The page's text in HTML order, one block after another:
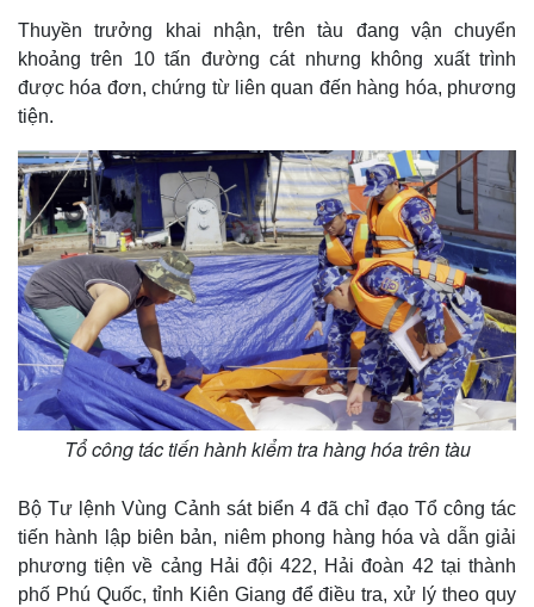
Thuyền trưởng khai nhận, trên tàu đang vận chuyển
khoảng trên 10 tấn đường cát nhưng không xuất trình
được hóa đơn, chứng từ liên quan đến hàng hóa, phương
tiện.
Tổ công tác tiến hành kiểm tra hàng hóa trên tàu
Bộ Tư lệnh Vùng Cảnh sát biển 4 đã chỉ đạo Tổ công tác
tiến hành lập biên bản, niêm phong hàng hóa và dẫn giải
phương tiện về cảng Hải đội 422, Hải đoàn 42 tại thành
phố Phú Quốc, tỉnh Kiên Giang để điều tra, xử lý theo quy